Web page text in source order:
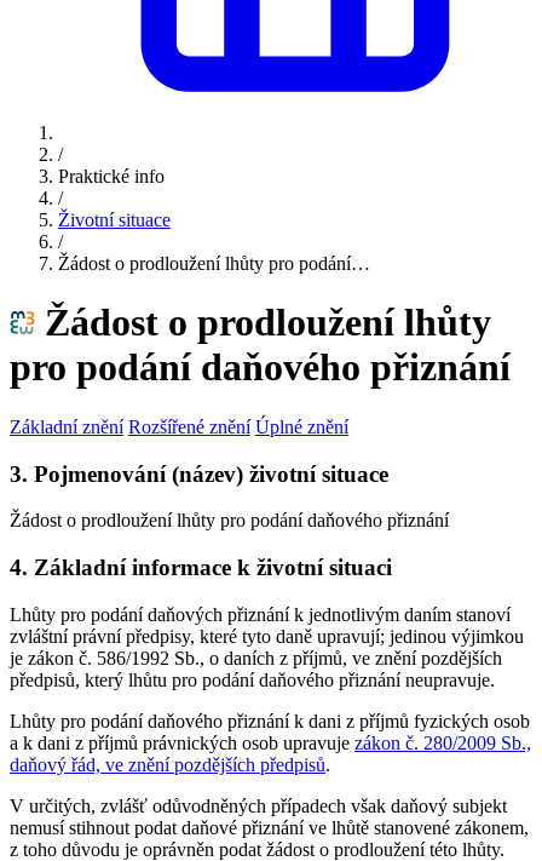
/
Praktické info
/
Životní situace
/
Žádost o prodloužení lhůty pro podání…
Žádost o prodloužení lhůty
pro podání daňového přiznání
Základní znění Rozšířené znění Úplné znění
3. Pojmenování (název) životní situace
Žádost o prodloužení lhůty pro podání daňového přiznání
4. Základní informace k životní situaci
Lhůty pro podání daňových přiznání k jednotlivým daním stanoví
zvláštní právní předpisy, které tyto daně upravují; jedinou výjimkou
je zákon č. 586/1992 Sb., o daních z příjmů, ve znění pozdějších
předpisů, který lhůtu pro podání daňového přiznání neupravuje.
Lhůty pro podání daňového přiznání k dani z příjmů fyzických osob
a k dani z příjmů právnických osob upravuje zákon č. 280/2009 Sb.,
daňový řád, ve znění pozdějších předpisů.
V určitých, zvlášť odůvodněných případech však daňový subjekt
nemusí stihnout podat daňové přiznání ve lhůtě stanovené zákonem,
z toho důvodu je oprávněn podat žádost o prodloužení této lhůty.